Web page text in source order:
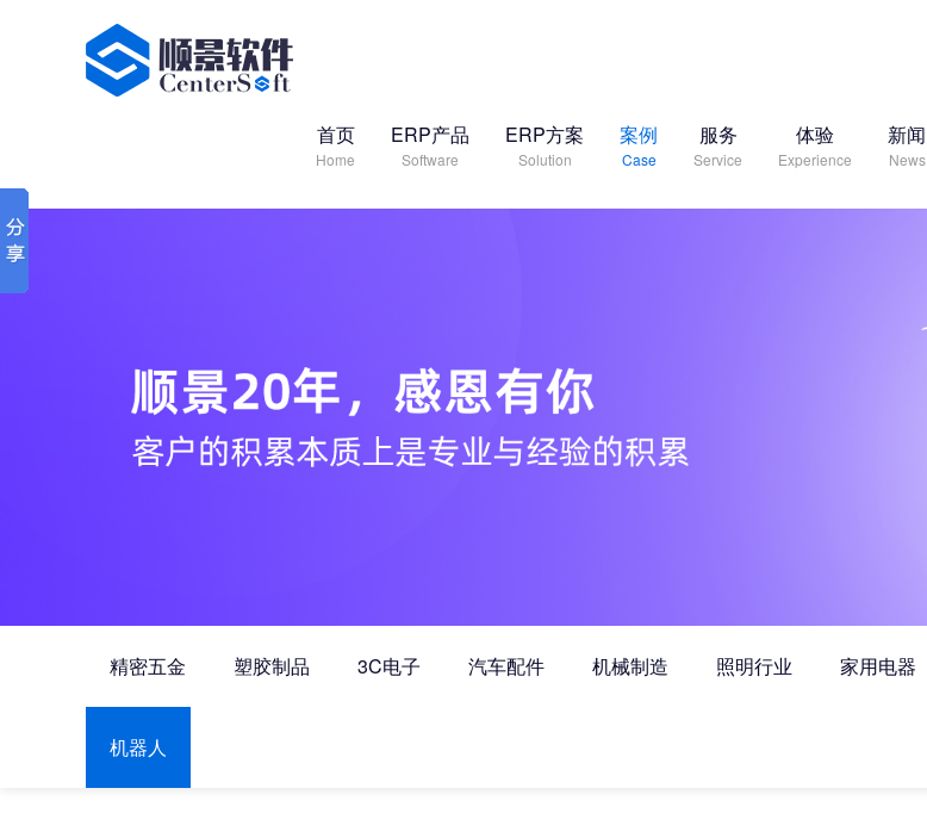
首页
Home
ERP产品
Software
ERP方案
Solution
案例
Case
服务
Service
体验
Experience
新闻
News
精密五金 塑胶制品 3C电子 汽车配件 机械制造 照明行业 家用电器
机器人